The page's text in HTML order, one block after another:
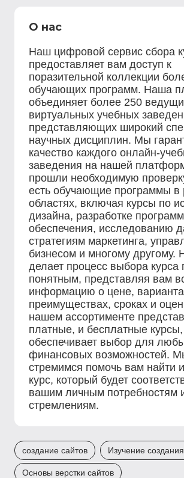
О нас
Наш цифровой сервис сбора
предоставляет вам доступ к
поразительной коллекции
обучающих программ. Наша
объединяет более 250
виртуальных учебных
представляющих широкий
научных дисциплин. Мы
качество каждого онлайн-
заведения на нашей
прошли необходимую
есть обучающие программы в
областях, включая курсы по
дизайна, разработке
обеспечения, исследованию
стратегиям маркетинга,
бизнесом и многому другому.
делает процесс выбора курса
понятным, представляя вам
информацию о цене,
преимуществах, сроках и
нашем ассортименте
платные, и бесплатные курсы,
обеспечивает выбор для
финансовых возможностей.
стремимся помочь вам найти
курс, который будет
вашим личным потребностям
стремлениям.
создание сайтов Изучение
Основы верстки сайтов